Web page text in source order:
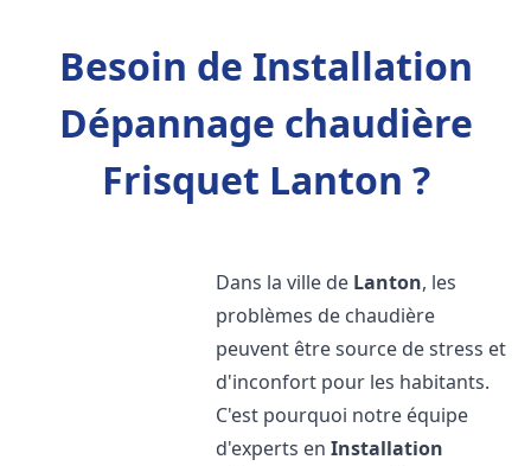
Besoin de Installation
Dépannage chaudière
Frisquet Lanton ?
Dans la ville de Lanton, les
problèmes de chaudière
peuvent être source de stress et
d'inconfort pour les habitants.
C'est pourquoi notre équipe
d'experts enInstallation